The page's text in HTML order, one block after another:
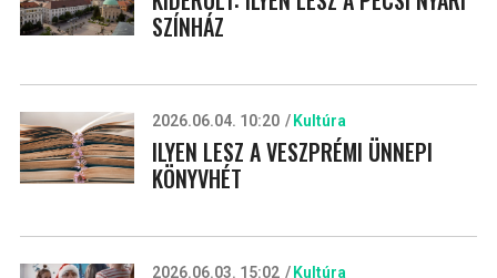
SZÍNHÁZ
2026.06.04. 10:20 Kultúra
ILYEN LESZ A VESZPRÉMI ÜNNEPI
KÖNYVHÉT
2026.06.03. 15:02 Kultúra